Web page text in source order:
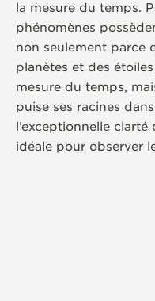
la mesure du temps.
phénomènes
non seulement parce
planètes et des
mesure du temps,
puise ses racines
l’exceptionnelle
idéale pour observer